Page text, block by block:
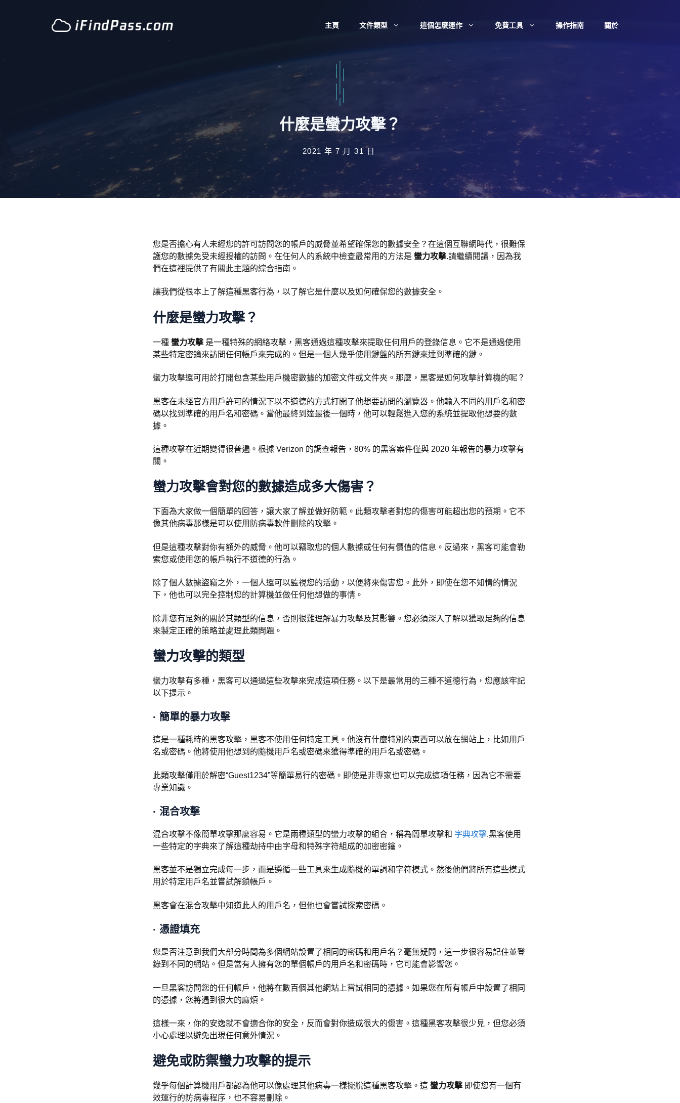
主頁 文件類型 這個怎麼運作 免費工具 操作指南 關於
什麼是蠻力攻擊？
2021 年 7 月 31 日
您是否擔心有人未經您的許可訪問您的帳戶的威脅並希望確保您的數據安全？在這個互聯網時代，很難保
護您的數據免受未經授權的訪問。在任何人的系統中檢查最常用的方法是 蠻力攻擊.請繼續閱讀，因為我
們在這裡提供了有關此主題的綜合指南。
讓我們從根本上了解這種黑客行為，以了解它是什麼以及如何確保您的數據安全。
什麼是蠻力攻擊？
一種 蠻力攻擊是一種特殊的網絡攻擊，黑客通過這種攻擊來提取任何用戶的登錄信息。它不是通過使用
某些特定密鑰來訪問任何帳戶來完成的。但是一個人幾乎使用鍵盤的所有鍵來達到準確的鍵。
蠻力攻擊還可用於打開包含某些用戶機密數據的加密文件或文件夾。那麼，黑客是如何攻擊計算機的呢？
黑客在未經官方用戶許可的情況下以不道德的方式打開了他想要訪問的瀏覽器。他輸入不同的用戶名和密
碼以找到準確的用戶名和密碼。當他最終到達最後一個時，他可以輕鬆進入您的系統並提取他想要的數
據。
這種攻擊在近期變得很普遍。根據 Verizon 的調查報告，80% 的黑客案件僅與 2020 年報告的暴力攻擊有
關。
蠻力攻擊會對您的數據造成多大傷害？
下面為大家做一個簡單的回答，讓大家了解並做好防範。此類攻擊者對您的傷害可能超出您的預期。它不
像其他病毒那樣是可以使用防病毒軟件刪除的攻擊。
但是這種攻擊對你有額外的威脅。他可以竊取您的個人數據或任何有價值的信息。反過來，黑客可能會勒
索您或使用您的帳戶執行不道德的行為。
除了個人數據盜竊之外，一個人還可以監視您的活動，以便將來傷害您。此外，即使在您不知情的情況
下，他也可以完全控制您的計算機並做任何他想做的事情。
除非您有足夠的關於其類型的信息，否則很難理解暴力攻擊及其影響。您必須深入了解以獲取足夠的信息
來製定正確的策略並處理此類問題。
蠻力攻擊的類型
蠻力攻擊有多種，黑客可以通過這些攻擊來完成這項任務。以下是最常用的三種不道德行為，您應該牢記
以下提示。
· 簡單的暴力攻擊
這是一種耗時的黑客攻擊，黑客不使用任何特定工具。他沒有什麼特別的東西可以放在網站上，比如用戶
名或密碼。他將使用他想到的隨機用戶名或密碼來獲得準確的用戶名或密碼。
此類攻擊僅用於解密“Guest1234”等簡單易行的密碼。即使是非專家也可以完成這項任務，因為它不需要
專業知識。
· 混合攻擊
混合攻擊不像簡單攻擊那麼容易。它是兩種類型的蠻力攻擊的組合，稱為簡單攻擊和 字典攻擊.黑客使用
一些特定的字典來了解這種劫持中由字母和特殊字符組成的加密密鑰。
黑客並不是獨立完成每一步，而是遵循一些工具來生成隨機的單詞和字符模式。然後他們將所有這些模式
用於特定用戶名並嘗試解鎖帳戶。
黑客會在混合攻擊中知道此人的用戶名，但他也會嘗試探索密碼。
· 憑證填充
您是否注意到我們大部分時間為多個網站設置了相同的密碼和用戶名？毫無疑問，這一步很容易記住並登
錄到不同的網站。但是當有人擁有您的單個帳戶的用戶名和密碼時，它可能會影響您。
一旦黑客訪問您的任何帳戶，他將在數百個其他網站上嘗試相同的憑據。如果您在所有帳戶中設置了相同
的憑據，您將遇到很大的麻煩。
這樣一來，你的安逸就不會適合你的安全，反而會對你造成很大的傷害。這種黑客攻擊很少見，但您必須
小心處理以避免出現任何意外情況。
避免或防禦蠻力攻擊的提示
幾乎每個計算機用戶都認為他可以像處理其他病毒一樣擺脫這種黑客攻擊。這 蠻力攻擊即使您有一個有
效運行的防病毒程序，也不容易刪除。